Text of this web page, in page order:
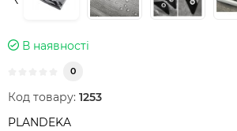
В наявності
0
Код товару: 1253
PLANDEKA